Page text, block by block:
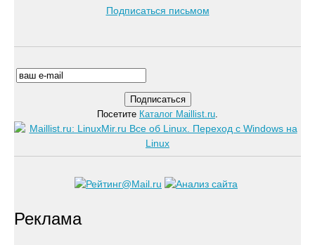
Подписаться письмом
Посетите Каталог Maillist.ru.
Реклама